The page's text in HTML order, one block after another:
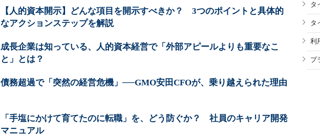
【人的資本開示】どんな項目を開示すべきか？ 3つのポイントと具体的
なアクションステップを解説
成長企業は知っている、人的資本経営で「外部アピールよりも重要なこ
と」とは？
債務超過で「突然の経営危機」──GMO安田CFOが、乗り越えられた理由
「手塩にかけて育てたのに転職」を、どう防ぐか？ 社員のキャリア開発
マニュアル
タ
タ
利
プ